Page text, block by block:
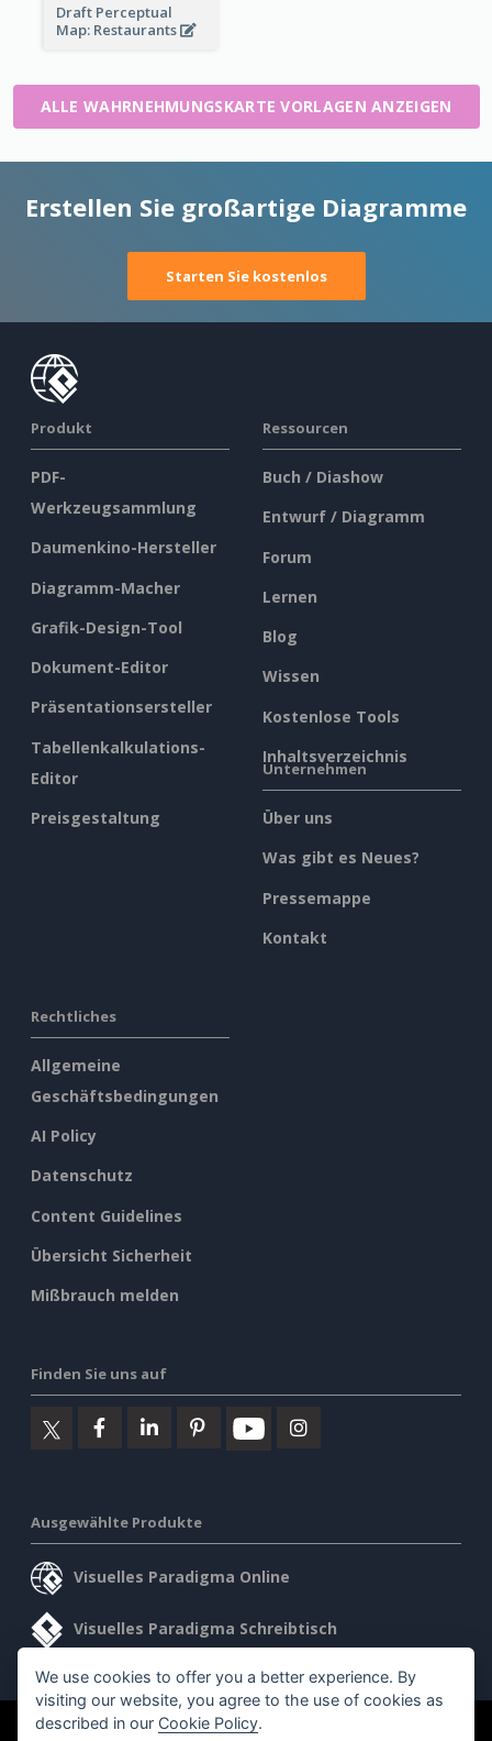
Draft Perceptual
Map: Restaurants
ALLE WAHRNEHMUNGSKARTE VORLAGEN ANZEIGEN
Erstellen Sie großartige Diagramme
Starten Sie kostenlos
Produkt
PDF-
Werkzeugsammlung
Daumenkino-Hersteller
Diagramm-Macher
Grafik-Design-Tool
Dokument-Editor
Präsentationsersteller
Tabellenkalkulations-
Editor
Preisgestaltung
Ressourcen
Buch / Diashow
Entwurf / Diagramm
Forum
Lernen
Blog
Wissen
Kostenlose Tools
Inhaltsverzeichnis
Unternehmen
Über uns
Was gibt es Neues?
Pressemappe
Kontakt
Rechtliches
Allgemeine
Geschäftsbedingungen
AI Policy
Datenschutz
Content Guidelines
Übersicht Sicherheit
Mißbrauch melden
Finden Sie uns auf
Ausgewählte Produkte
Visuelles Paradigma Online
Visuelles Paradigma Schreibtisch
©2026 by Visual Paradigm. Alle Rechte vorbehalten.
We use cookies to offer you a better experience. By
visiting our website, you agree to the use of cookies as
described in our Cookie Policy.